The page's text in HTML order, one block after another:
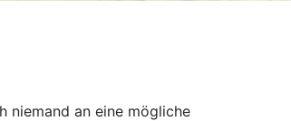
niemand an eine mögliche